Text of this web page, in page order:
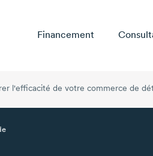
Financement
l'efficacité de votre commerce de